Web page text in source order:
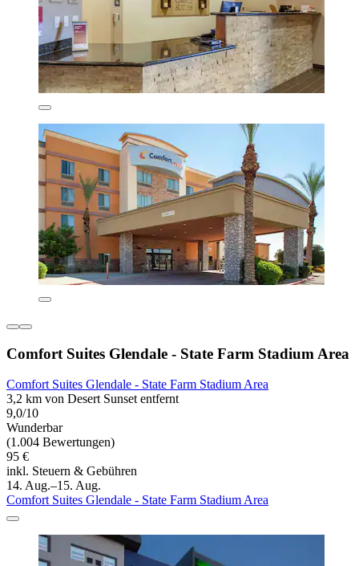
Comfort Suites Glendale - State Farm Stadium Area
Comfort Suites Glendale - State Farm Stadium Area
3,2 km von Desert Sunset entfernt
9,0/10
Wunderbar
(1.004 Bewertungen)
95 €
inkl. Steuern & Gebühren
14. Aug.–15. Aug.
Comfort Suites Glendale - State Farm Stadium Area